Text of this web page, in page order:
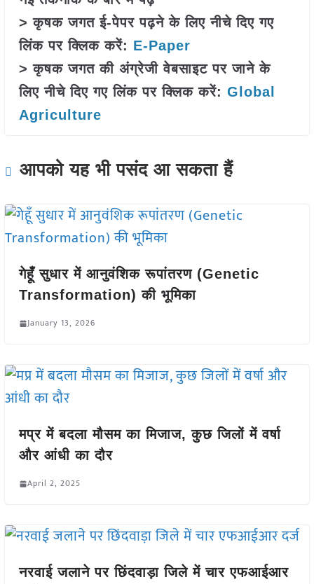
> कृषक जगत ई-पेपर पढ़ने के लिए नीचे दिए गए
लिंक पर क्लिक करें: E-Paper
> कृषक जगत की अंग्रेजी वेबसाइट पर जाने के
लिए नीचे दिए गए लिंक पर क्लिक करें: Global
Agriculture
आपको यह भी पसंद आ सकता हैं
गेहूँ सुधार में आनुवंशिक रूपांतरण (Genetic
Transformation) की भूमिका
January 13, 2026
मप्र में बदला मौसम का मिजाज, कुछ जिलों में वर्षा
और आंधी का दौर
April 2, 2025
नरवाई जलाने पर छिंदवाड़ा जिले में चार एफआईआर